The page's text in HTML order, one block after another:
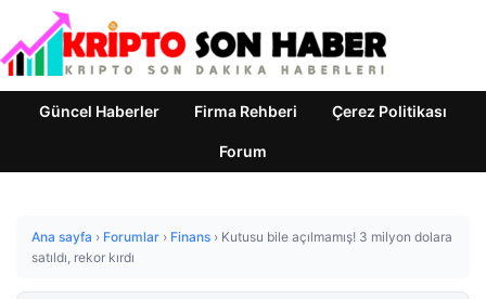
Güncel Haberler Firma Rehberi Çerez Politikası
Forum
Ana sayfa › Forumlar › Finans › Kutusu bile açılmamış! 3 milyon dolara
satıldı, rekor kırdı